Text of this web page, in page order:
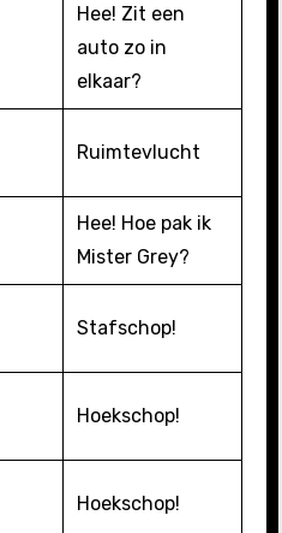
Hee! Zit een
auto zo in
elkaar?
Ruimtevlucht
Hee! Hoe pak ik
Mister Grey?
Stafschop!
Hoekschop!
Hoekschop!